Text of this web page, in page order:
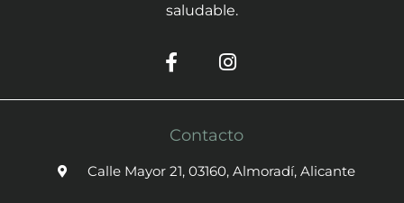
saludable.
Contacto
Calle Mayor 21, 03160, Almoradí, Alicante